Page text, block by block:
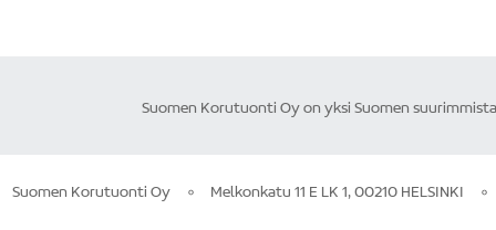
Suomen Korutuonti Oy on yksi Suomen
Suomen Korutuonti Oy Melkonkatu 11 E LK 1, 00210 HELSINKI